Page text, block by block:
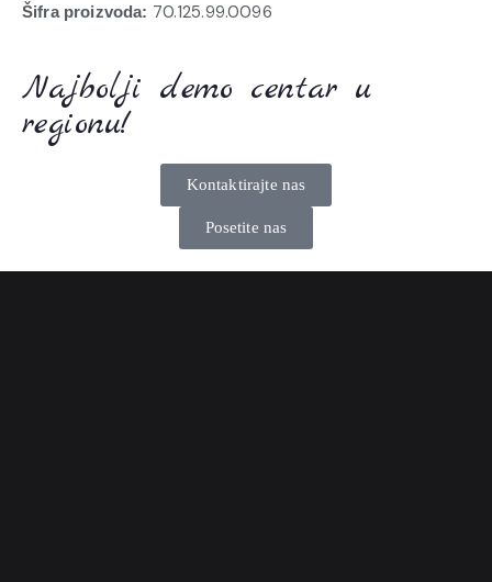
Šifra proizvoda: 70.125.99.0096
Najbolji demo centar u
regionu!
Kontaktirajte nas
Posetite nas